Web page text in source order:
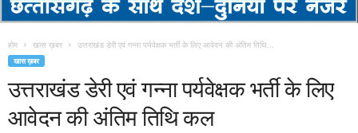
होम खास ख़बर उत्तराखंड डेरी एवं गन्ना पर्यवेक्षक भर्ती के लिए आवेदन की अंतिम तिथि...
खास ख़बर
उत्तराखंड डेरी एवं गन्ना पर्यवेक्षक भर्ती के लिए
आवेदन की अंतिम तिथि कल